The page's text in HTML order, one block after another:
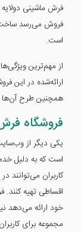
فرش ماشینی
فروش می‌رسد ساخت
است.
از مهم‌ترین
ارائه‌شده در این
همچنین طرح آن‌ها
فروشگاه
یکی دیگر از
است که به دلیل
کاربران می‌توانند
اقساطی تهیه کنند.
خود ارائه می‌دهد
مجموعه برای